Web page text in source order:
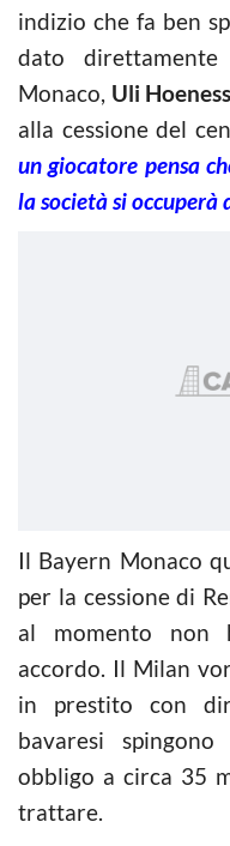
indizio che fa ben
dato
Monaco, Uli Hoeness
alla cessione del
un giocatore pensa
la società si occuperà
Il Bayern Monaco
per la cessione di
al momento non
accordo. Il Milan
in prestito con
bavaresi
obbligo a circa 35
trattare.